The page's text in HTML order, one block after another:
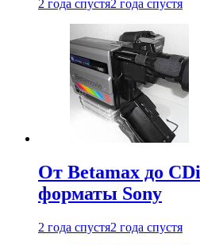
2 года спустя2 года спустя
От Betamax до
форматы Sony
2 года спустя2 года спустя